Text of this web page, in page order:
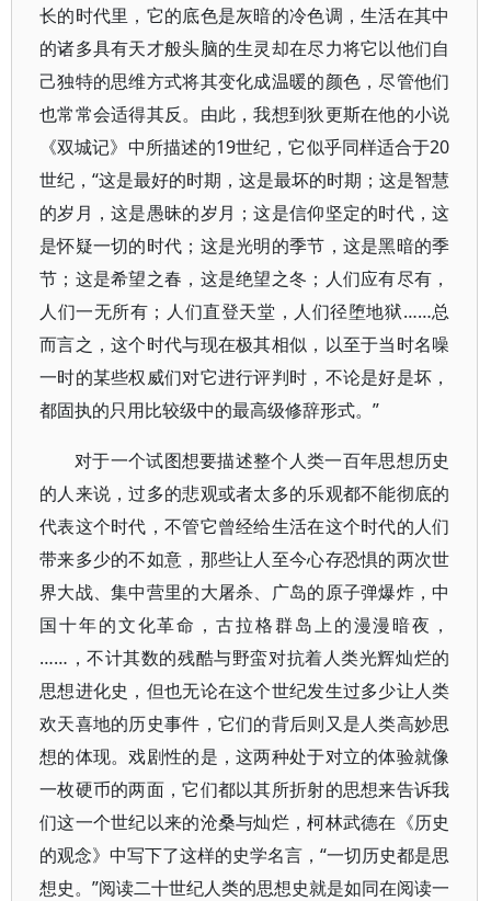
长的时代里，它的底色是灰暗的冷色调，生活在其中
的诸多具有天才般头脑的生灵却在尽力将它以他们自
己独特的思维方式将其变化成温暖的颜色，尽管他们
也常常会适得其反。由此，我想到狄更斯在他的小说
《双城记》中所描述的19世纪，它似乎同样适合于20
世纪，“这是最好的时期，这是最坏的时期；这是智慧
的岁月，这是愚昧的岁月；这是信仰坚定的时代，这
是怀疑一切的时代；这是光明的季节，这是黑暗的季
节；这是希望之春，这是绝望之冬；人们应有尽有，
人们一无所有；人们直登天堂，人们径堕地狱……总
而言之，这个时代与现在极其相似，以至于当时名噪
一时的某些权威们对它进行评判时，不论是好是坏，
都固执的只用比较级中的最高级修辞形式。”
对于一个试图想要描述整个人类一百年思想历史
的人来说，过多的悲观或者太多的乐观都不能彻底的
代表这个时代，不管它曾经给生活在这个时代的人们
带来多少的不如意，那些让人至今心存恐惧的两次世
界大战、集中营里的大屠杀、广岛的原子弹爆炸，中
国十年的文化革命，古拉格群岛上的漫漫暗夜，
……，不计其数的残酷与野蛮对抗着人类光辉灿烂的
思想进化史，但也无论在这个世纪发生过多少让人类
欢天喜地的历史事件，它们的背后则又是人类高妙思
想的体现。戏剧性的是，这两种处于对立的体验就像
一枚硬币的两面，它们都以其所折射的思想来告诉我
们这一个世纪以来的沧桑与灿烂，柯林武德在《历史
的观念》中写下了这样的史学名言，“一切历史都是思
想史。”阅读二十世纪人类的思想史就是如同在阅读一